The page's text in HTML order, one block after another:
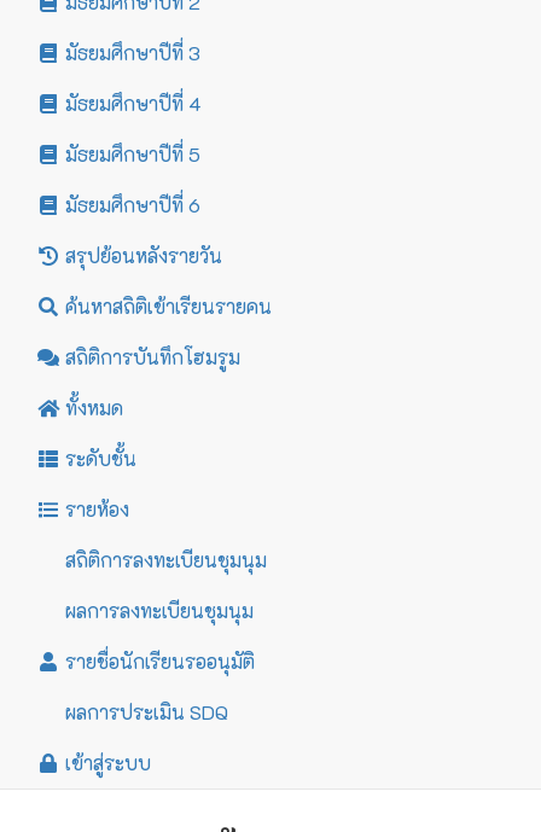
มัธยมศึกษาปีที่ 3
มัธยมศึกษาปีที่ 4
มัธยมศึกษาปีที่ 5
มัธยมศึกษาปีที่ 6
สรุปย้อนหลังรายวัน
ค้นหาสถิติเข้าเรียนรายคน
สถิติการบันทึกโฮมรูม
ทั้งหมด
ระดับชั้น
รายห้อง
สถิติการลงทะเบียนชุมนุม
ผลการลงทะเบียนชุมนุม
รายชื่อนักเรียนรออนุมัติ
ผลการประเมิน SDQ
เข้าสู่ระบบ